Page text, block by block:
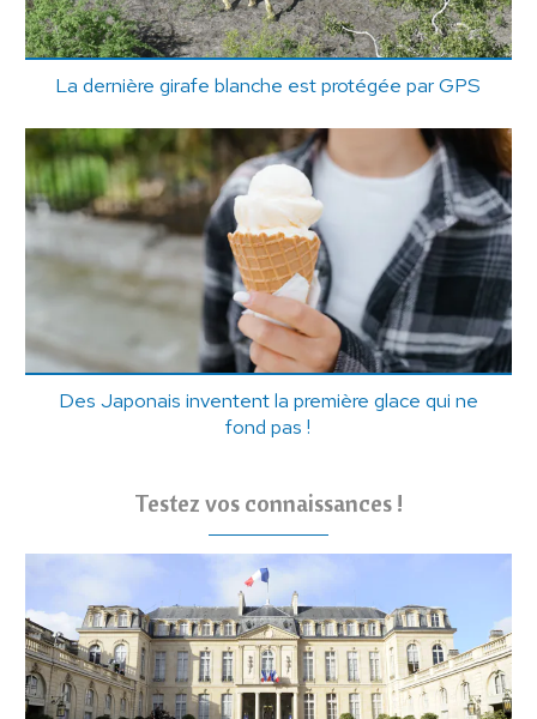
La dernière girafe blanche est protégée par GPS
Des Japonais inventent la première glace qui ne
fond pas !
Testez vos connaissances !